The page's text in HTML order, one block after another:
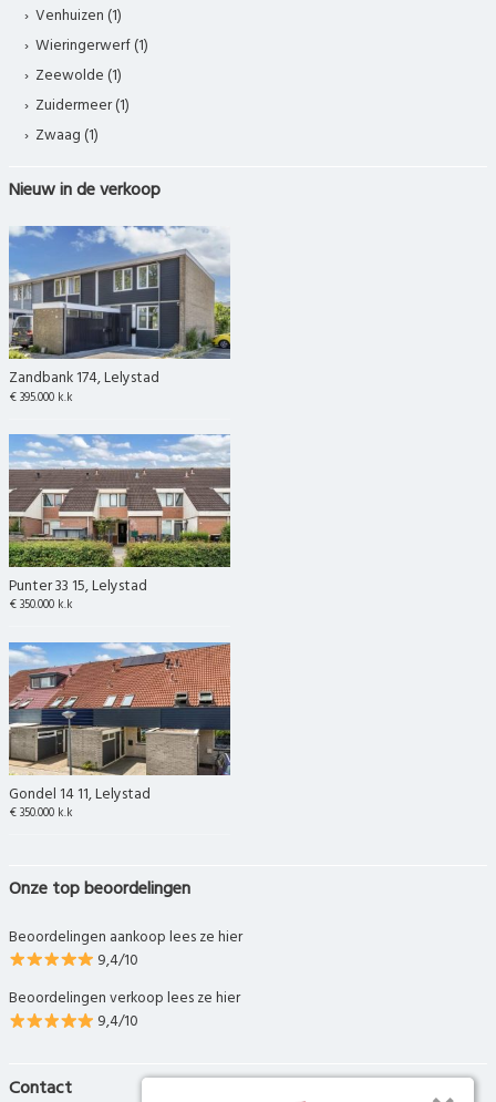
Venhuizen (1)
Wieringerwerf (1)
Zeewolde (1)
Zuidermeer (1)
Zwaag (1)
Nieuw in de verkoop
Zandbank 174, Lelystad
€ 395.000 k.k
Punter 33 15, Lelystad
€ 350.000 k.k
Gondel 14 11, Lelystad
€ 350.000 k.k
Onze top beoordelingen
Beoordelingen aankoop lees ze hier
9,4/10
Beoordelingen verkoop lees ze hier
9,4/10
Contact